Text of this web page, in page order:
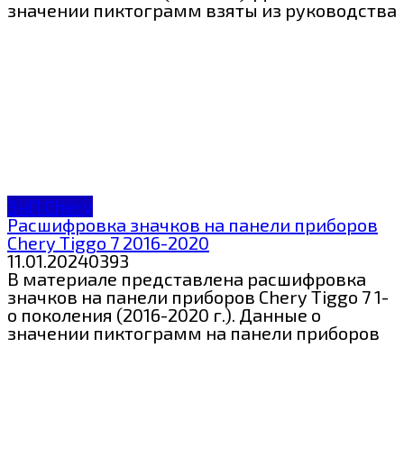
значении пиктограмм взяты из руководства
ЗнП Chery
Расшифровка значков на панели приборов
Chery Tiggo 7 2016-2020
11.01.20240393
В материале представлена расшифровка
значков на панели приборов Chery Tiggo 7 1-
о поколения (2016-2020 г.). Данные о
значении пиктограмм на панели приборов